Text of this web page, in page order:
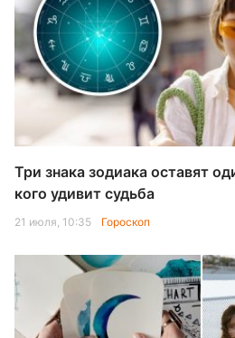
Три знака зодиака оставят
кого удивит судьба
21 июля, 10:35 Гороскоп